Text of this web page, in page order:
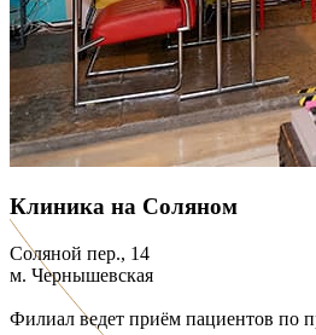
Клиника на Соляном
Соляной пер., 14
м. Чернышевская
Филиал ведет приём пациентов по